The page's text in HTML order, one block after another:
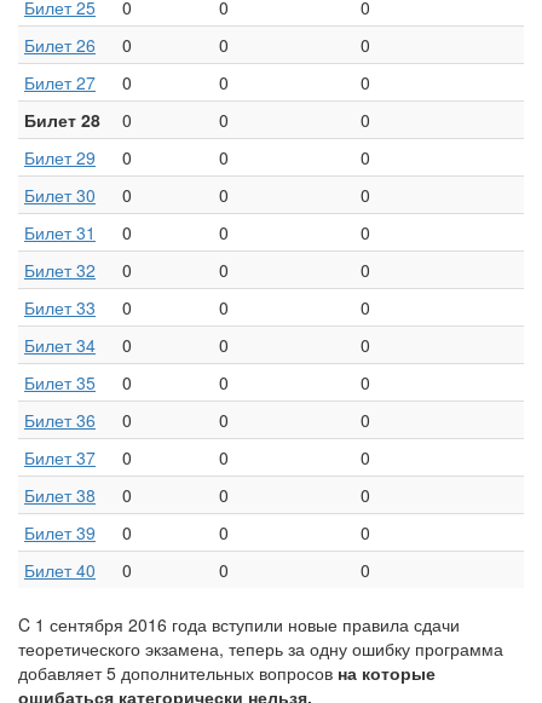
Билет 25
0 0
0
Билет 26
0 0
0
Билет 27
0 0
0
Билет 28
0 0
0
Билет 29
0 0
0
Билет 30
0 0
0
Билет 31
0 0
0
Билет 32
0 0
0
Билет 33
0 0
0
Билет 34
0 0
0
Билет 35
0 0
0
Билет 36
0 0
0
Билет 37
0 0
0
Билет 38
0 0
0
Билет 39
0 0
0
Билет 40
0 0 0
C 1 сентября 2016 года вступили новые правила сдачи
теоретического экзамена, теперь за одну ошибку программа
добавляет 5 дополнительных вопросов на которые
ошибаться категорически нельзя.